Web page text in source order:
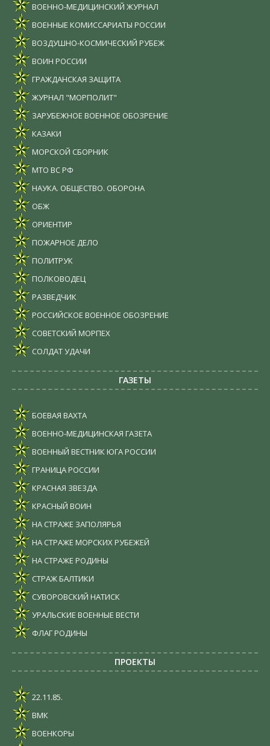
ВОЕННО-МЕДИЦИНСКИЙ ЖУРНАЛ
ВОЕННЫЕ КОМИССАРИАТЫ РОССИИ
ВОЗДУШНО-КОСМИЧЕСКИЙ РУБЕЖ
ВОИН РОССИИ
ГРАЖДАНСКАЯ ЗАЩИТА
ЖУРНАЛ "МОРПОЛИТ"
ЗАРУБЕЖНОЕ ВОЕННОЕ ОБОЗРЕНИЕ
КАЗАКИ
МОРСКОЙ СБОРНИК
МТО ВС РФ
НАУКА. ОБЩЕСТВО. ОБОРОНА
ОБЖ
ОРИЕНТИР
ПОЖАРНОЕ ДЕЛО
ПОЛИТРУК
ПОЛКОВОДЕЦ
РАЗВЕДЧИК
РОССИЙСКОЕ ВОЕННОЕ ОБОЗРЕНИЕ
СОВЕТСКИЙ МОРПЕХ
СОЛДАТ УДАЧИ
ГАЗЕТЫ
БОЕВАЯ ВАХТА
ВОЕННО-МЕДИЦИНСКАЯ ГАЗЕТА
ВОЕННЫЙ ВЕСТНИК ЮГА РОССИИ
ГРАНИЦА РОССИИ
КРАСНАЯ ЗВЕЗДА
КРАСНЫЙ ВОИН
НА СТРАЖЕ ЗАПОЛЯРЬЯ
НА СТРАЖЕ МОРСКИХ РУБЕЖЕЙ
НА СТРАЖЕ РОДИНЫ
СТРАЖ БАЛТИКИ
СУВОРОВСКИЙ НАТИСК
УРАЛЬСКИЕ ВОЕННЫЕ ВЕСТИ
ФЛАГ РОДИНЫ
ПРОЕКТЫ
22.11.85.
ВМК
ВОЕНКОРЫ